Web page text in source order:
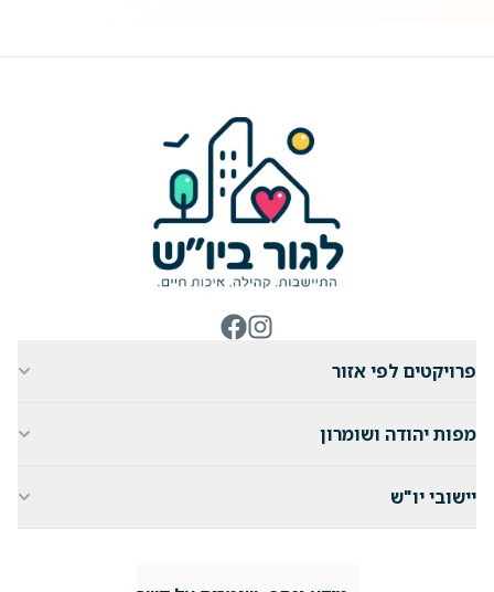
פרויקטים לפי אזור
מפות יהודה ושומרון
יישובי יו"ש